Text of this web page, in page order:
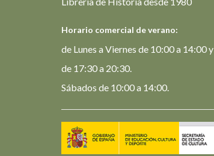
Horario comercial de verano:
de Lunes a Viernes de 10:00 a 14:00 y
de 17:30 a 20:30.
Sábados de 10:00 a 14:00.